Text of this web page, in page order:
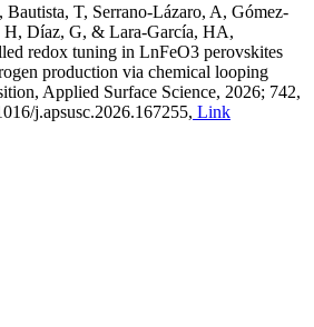
T, Serrano-Lázaro, A, Gómez-
H, Díaz, G, & Lara-García, HA,
redox tuning in LnFeO3 perovskites
production via chemical looping
Applied Surface Science, 2026; 742,
j.apsusc.2026.167255, Link